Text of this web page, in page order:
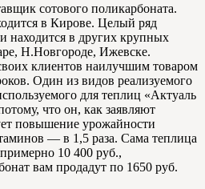
сотового поликарбоната.
в Кирове. Целый ряд
находится в других крупных
Н.Новгороде, Ижевске.
клиентов наилучшим товаром
Один из видов реализуемого
для теплиц «Актуаль
что он, как заявляют
повышение урожайности
— в 1,5 раза. Сама теплица
10 400 руб.,
вам продадут по 1650 руб.